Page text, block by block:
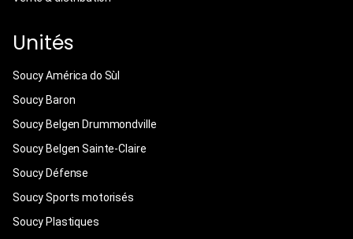
Unités
Soucy América do Sùl
Soucy Baron
Soucy Belgen Drummondville
Soucy Belgen Sainte-Claire
Soucy Défense
Soucy Sports motorisés
Soucy Plastiques